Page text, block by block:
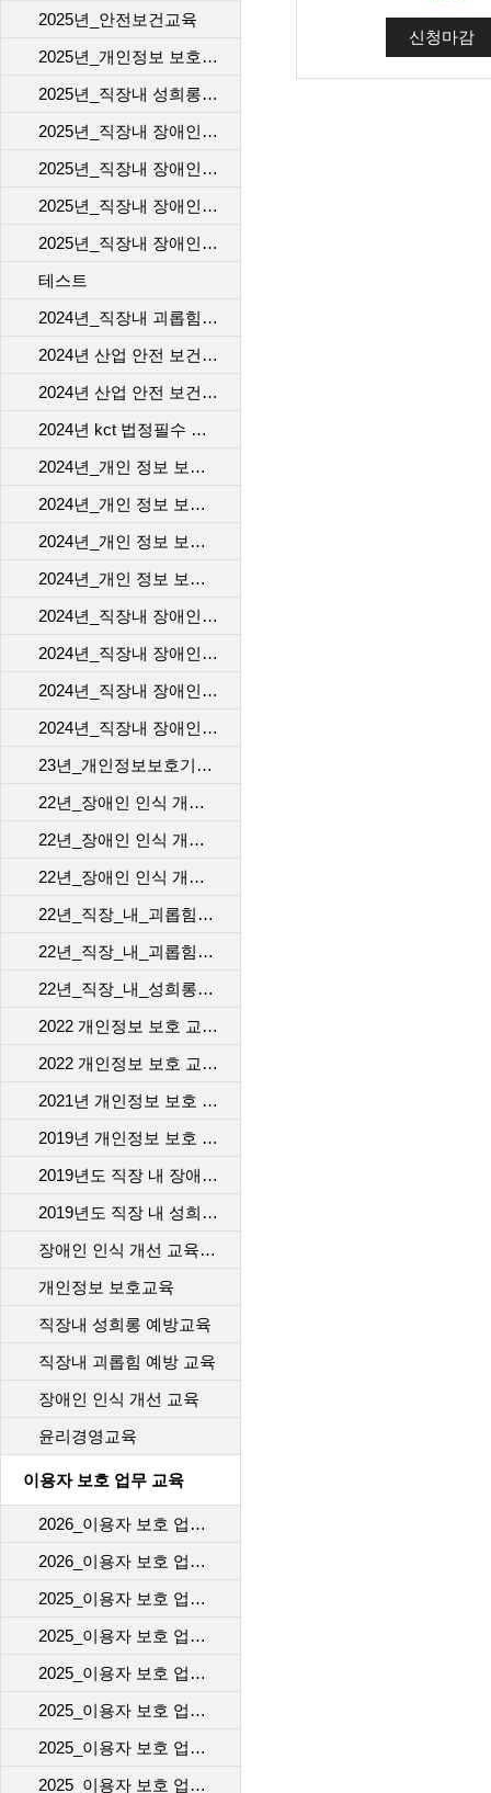
2025년_안전보건교육
2025년_개인정보 보호 교육
2025년_직장내 성희롱 예방 교육
2025년_직장내 장애인 인식 개선 교육_1차
2025년_직장내 장애인 인식 개선 교육_2차
2025년_직장내 장애인 인식 개선 교육_3차
2025년_직장내 장애인 인식 개선 교육_4차
테스트
2024년_직장내 괴롭힘 예방 교육
2024년 산업 안전 보건 교육_근골격계질환 예방 맨손 스트레칭
2024년 산업 안전 보건 교육_뇌심혈관계 질환 관리
2024년 kct 법정필수 직장 내 성희롱예방교육
2024년_개인 정보 보호 교육_1차
2024년_개인 정보 보호 교육_2차
2024년_개인 정보 보호 교육_3차
2024년_개인 정보 보호 교육_4차
2024년_직장내 장애인 인식 개선 교육_1차
2024년_직장내 장애인 인식 개선 교육_2차
2024년_직장내 장애인 인식 개선 교육_3차
2024년_직장내 장애인 인식 개선 교육_4차
23년_개인정보보호기본교육_kct
22년_장애인 인식 개선 교육_1
22년_장애인 인식 개선 교육_2
22년_장애인 인식 개선 교육_3
22년_직장_내_괴롭힘_예방_교육_[ep1]
22년_직장_내_괴롭힘_예방_교육_[ep2]
22년_직장_내_성희롱예방_교육
2022 개인정보 보호 교육_1차
2022 개인정보 보호 교육_2차
2021년 개인정보 보호 교육
2019년 개인정보 보호 교육
2019년도 직장 내 장애인 인식개선 교육
2019년도 직장 내 성희롱 예방 교육
장애인 인식 개선 교육_2차수
개인정보 보호교육
직장내 성희롱 예방교육
직장내 괴롭힘 예방 교육
장애인 인식 개선 교육
윤리경영교육
이용자 보호 업무 교육
2026_이용자 보호 업무 교육(1차)_개통센터
2026_이용자 보호 업무 교육(1차)_고객센터
2025_이용자 보호 업무 교육(2차)_고객센터
2025_이용자 보호 업무 교육(1차)_고객센터
2025_이용자 보호 업무 교육(2차)_개통센터
2025_이용자 보호 업무 교육(1차)_개통센터
2025_이용자 보호 업무 교육(2차)_voc 기본 교육
2025_이용자 보호 업무 교육(2차)_계약 시 고객에게 제공해야 할 필수고지 및 동의사항
신청마감